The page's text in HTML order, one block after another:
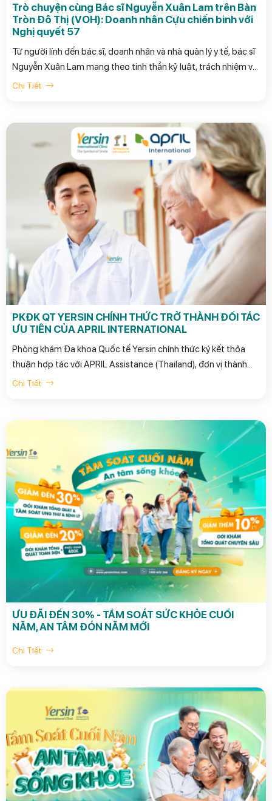
Trò chuyện cùng Bác sĩ Nguyễn Xuân Lam trên Bàn
Tròn Đô Thị (VOH): Doanh nhân Cựu chiến binh với
Nghị quyết 57
Từ người lính đến bác sĩ, doanh nhân và nhà quản lý y tế, bác sĩ
Nguyễn Xuân Lam mang theo tinh thần kỷ luật, trách nhiệm và
khát vọng phụng sự cộng đồng. Câu chuyện của ông trong
Chi Tiết
PKĐK QT YERSIN CHÍNH THỨC TRỞ THÀNH ĐỐI TÁC
ƯU TIÊN CỦA APRIL INTERNATIONAL
Phòng khám Đa khoa Quốc tế Yersin chính thức ký kết thỏa
thuận hợp tác với APRIL Assistance (Thailand), đơn vị thành
viên của APRIL International Group - tập đoàn quốc tế uy tín
Chi Tiết
ƯU ĐÃI ĐẾN 30% - TẦM SOÁT SỨC KHỎE CUỐI
NĂM, AN TÂM ĐÓN NĂM MỚI
Chi Tiết